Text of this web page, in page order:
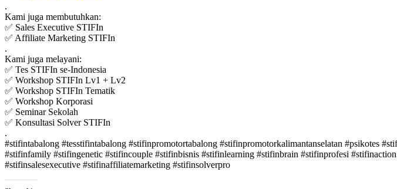
.
Kami juga membutuhkan:
✅ Sales Executive STIFIn
✅ Affiliate Marketing STIFIn
.
Kami juga melayani:
✅ Tes STIFIn se-Indonesia
✅ Workshop STIFIn Lv1 + Lv2
✅ Workshop STIFIn Tematik
✅ Workshop Korporasi
✅ Seminar Sekolah
✅ Konsultasi Solver STIFIn
.
#stifintabalong #tesstifintabalong #stifinpromotortabalong #stifinpromotorkalimantanselatan #psikotes
#stifinfamily #stifingenetic #stifincouple #stifinbisnis #stifinlearning #stifinbrain #stifinprofesi
#stifinsalesexecutive #stifinaffiliatemarketing #stifinsolverpro